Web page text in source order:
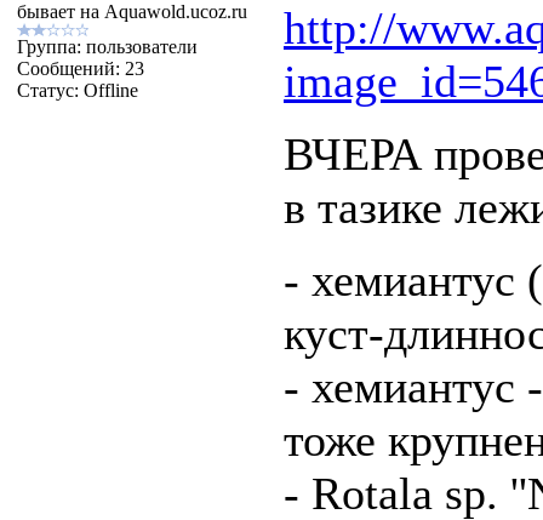
бывает на Aquawold.ucoz.ru
Группа: пользователи
Сообщений: 23
Статус: Offline
http://
ВЧЕРА
в тазике
- хемиантус
куст-
- хемиантус
тоже
- Rotala sp.